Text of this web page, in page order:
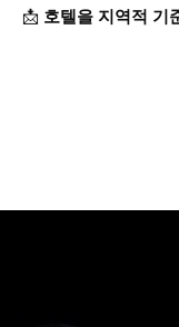
📩 호텔을 지역적 기